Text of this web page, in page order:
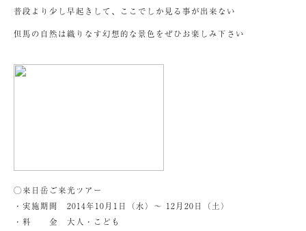
普段より少し早起きして、ここでしか見る事が出来ない
但馬の自然は織りなす幻想的な景色をぜひお楽しみ下さい
◯来日岳ご来光ツアー
・実施期間 2014年10月1日（水）～ 12月20日（土）
・料 金 大人・こども